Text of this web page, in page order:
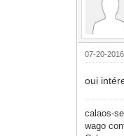
07-20-
oui
calaos-
wago